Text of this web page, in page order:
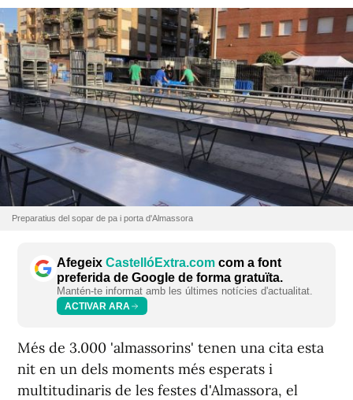
Preparatius del sopar de pa i porta d'Almassora
Afegeix CastellóExtra.com com a font
preferida de Google de forma gratuïta.
Mantén-te informat amb les últimes notícies d'actualitat.
ACTIVAR ARA
Més de 3.000 'almassorins' tenen una cita esta
nit en un dels moments més esperats i
multitudinaris de les festes d'Almassora, el